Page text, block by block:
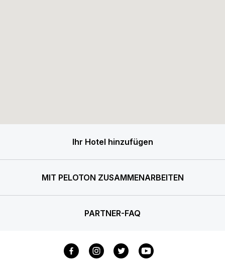
Ihr Hotel hinzufügen
MIT PELOTON ZUSAMMENARBEITEN
PARTNER-FAQ